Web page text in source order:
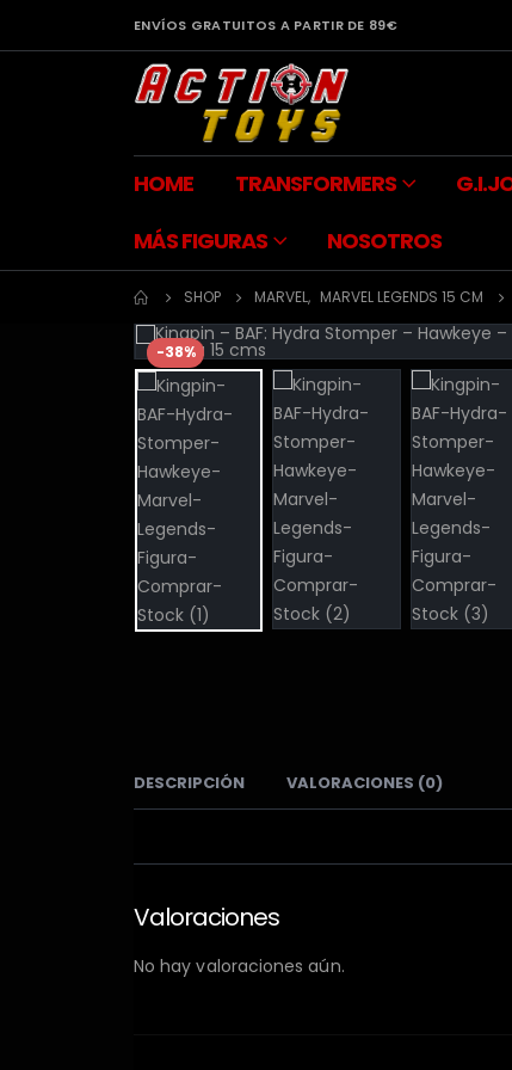
ENVÍOS GRATUITOS A PARTIR DE 89€
HOME TRANSFORMERS
MÁS FIGURAS
NOSOTROS
SHOP MARVEL, MARVEL LEGENDS 15 CM
-38%
DESCRIPCIÓN VALORACIONES (0)
Valoraciones
No hay valoraciones aún.